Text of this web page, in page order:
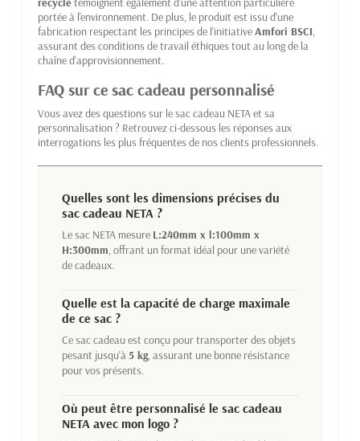
portée à l'environnement. De plus, le produit est issu d'une
fabrication respectant les principes de l'initiativeAmfori BSCI,
assurant des conditions de travail éthiques tout au long de la
chaîne d'approvisionnement.
FAQ sur ce sac cadeau personnalisé
Vous avez des questions sur le sac cadeau NETA et sa
personnalisation ? Retrouvez ci-dessous les réponses aux
interrogations les plus fréquentes de nos clients professionnels.
Quelles sont les dimensions précises du
sac cadeau NETA ?
Le sac NETA mesure L:240mm x l:100mm x
H:300mm, offrant un format idéal pour une variété
de cadeaux.
Quelle est la capacité de charge maximale
de ce sac ?
Ce sac cadeau est conçu pour transporter des objets
pesant jusqu'à5 kg, assurant une bonne résistance
pour vos présents.
Où peut être personnalisé le sac cadeau
NETA avec mon logo ?